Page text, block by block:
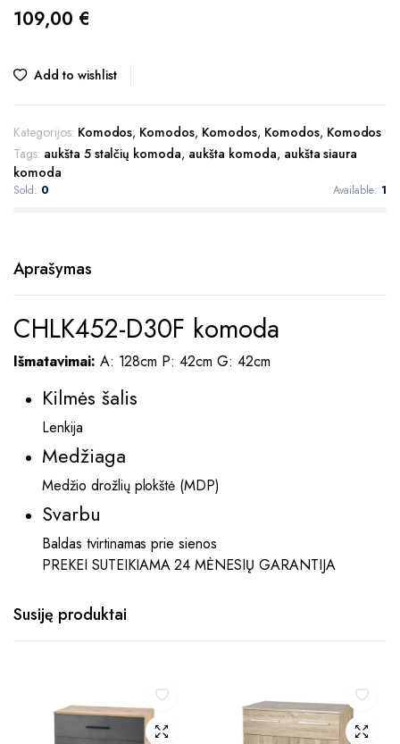
109,00 €
Add to wishlist
Kategorijos: Komodos, Komodos, Komodos, Komodos, Komodos
Tags: aukšta 5 stalčių komoda, aukšta komoda, aukšta siaura
komoda
Sold: 0 Available: 1
Aprašymas
CHLK452-D30F komoda
Išmatavimai: A: 128cm P: 42cm G: 42cm
Kilmės šalis
Lenkija
Medžiaga
Medžio drožlių plokštė (MDP)
Svarbu
Baldas tvirtinamas prie sienos
PREKEI SUTEIKIAMA 24 MĖNESIŲ GARANTIJA
Susiję produktai